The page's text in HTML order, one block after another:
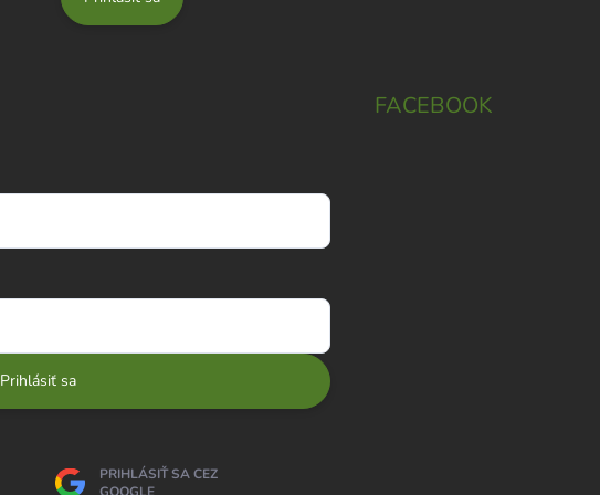
Prihlásiť sa
PRIHLÁSIŤ SA CEZ
FACEBOOK